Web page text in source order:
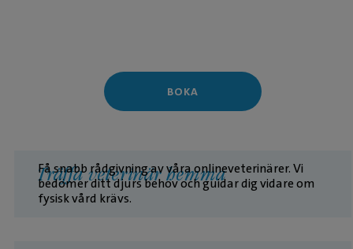
BOKA
Träffa veterinär hemma
Få snabb rådgivning av våra onlineveterinärer. Vi
bedömer ditt djurs behov och guidar dig vidare om
fysisk vård krävs.